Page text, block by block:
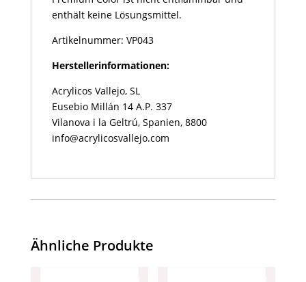
enthält keine Lösungsmittel.
Artikelnummer: VP043
Herstellerinformationen:
Acrylicos Vallejo, SL
Eusebio Millán 14 A.P. 337
Vilanova i la Geltrú, Spanien, 8800
info@acrylicosvallejo.com
Ähnliche Produkte